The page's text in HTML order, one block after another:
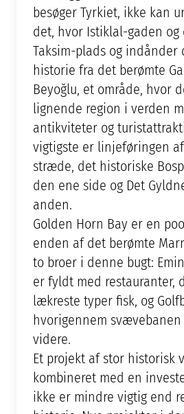
besøger Tyrkiet, ikke kan
det, hvor Istiklal-gaden og
Taksim-plads og
historie fra det berømte
Beyoğlu, et område, hvor
lignende region i verden
antikviteter og
vigtigste er linjeføringen
stræde, det historiske
den ene side og Det
anden.
Golden Horn Bay er en
enden af det berømte
to broer i denne bugt:
er fyldt med restauranter,
lækreste typer fisk, og
hvorigennem svævebanen
videre.
Et projekt af stor historisk
kombineret med en
ikke er mindre vigtig end